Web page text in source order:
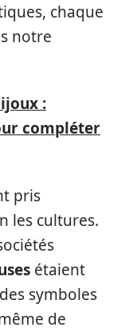
chaque
notre
:
compléter
pris
les cultures.
étaient
symboles
de